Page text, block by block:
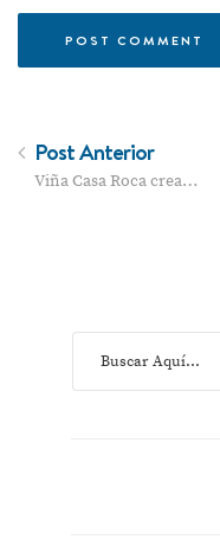
Post Anterior
Viña Casa Roca crea…